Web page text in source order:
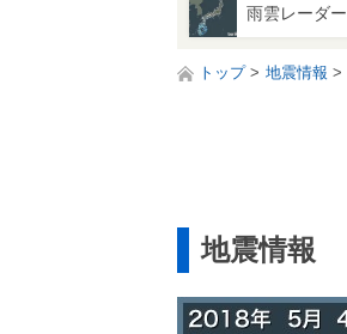
雨雲レーダー
トップ 地震情報
地震情報